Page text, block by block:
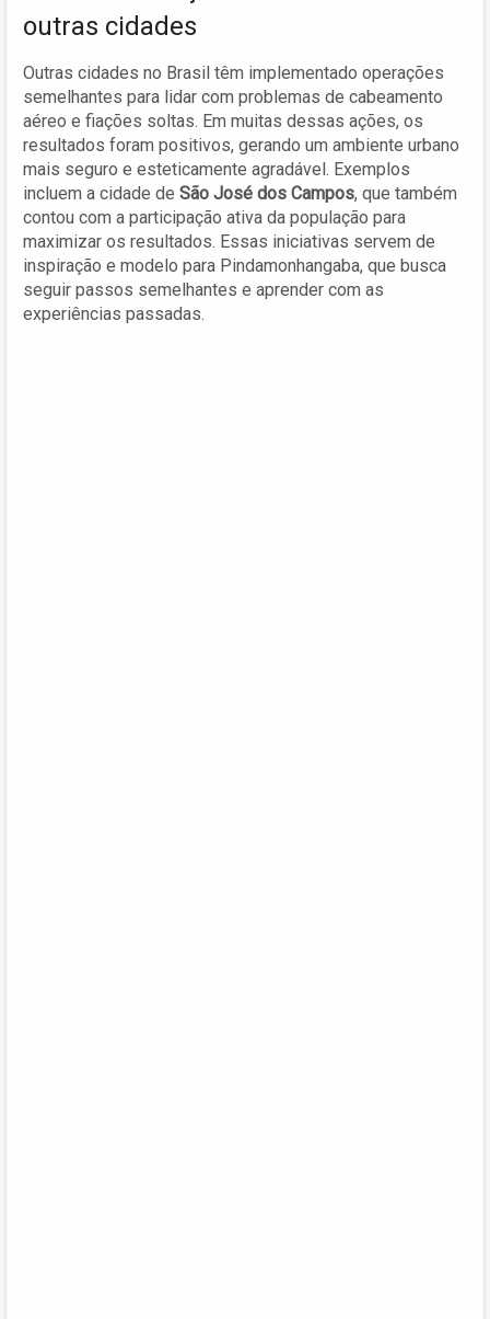
outras cidades
Outras cidades no Brasil têm implementado operações
semelhantes para lidar com problemas de cabeamento
aéreo e fiações soltas. Em muitas dessas ações, os
resultados foram positivos, gerando um ambiente urbano
mais seguro e esteticamente agradável. Exemplos
incluem a cidade de São José dos Campos, que também
contou com a participação ativa da população para
maximizar os resultados. Essas iniciativas servem de
inspiração e modelo para Pindamonhangaba, que busca
seguir passos semelhantes e aprender com as
experiências passadas.